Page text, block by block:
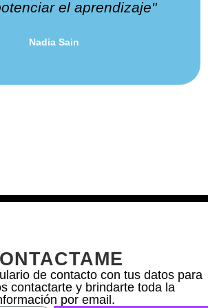
el aprendizaje"
Nadia Sain
de contacto con tus datos para
contactarte y brindarte toda la
por email.